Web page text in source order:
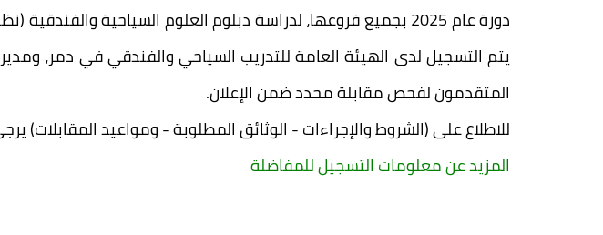
دورة عام 2025 بجميع فروعها، لدراسة دبلوم العلوم السياحية
المتقدمون لفحص مقابلة محدد ضمن الإعلان.
للاطلاع على (الشروط والإجراءات - الوثائق المطلوبة - ومواعيد المقابلات)
المزيد عن معلومات التسجيل للمفاضلة